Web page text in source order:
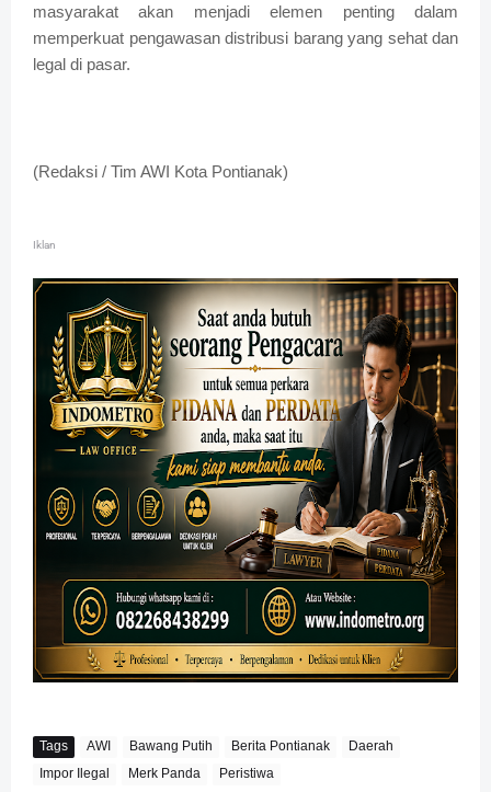
masyarakat akan menjadi elemen penting dalam
memperkuat pengawasan distribusi barang yang sehat dan
legal di pasar.
(Redaksi / Tim AWI Kota Pontianak)
Iklan
Tags AWI Bawang Putih Berita Pontianak
Daerah
Impor Ilegal
Merk Panda Peristiwa